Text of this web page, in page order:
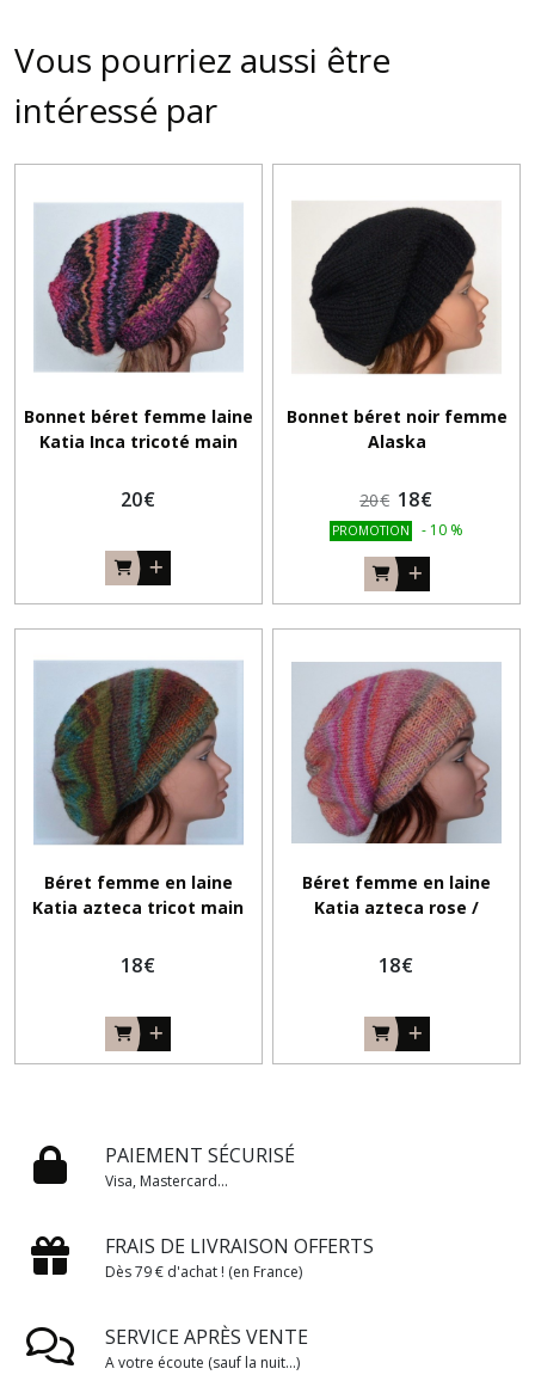
Vous pourriez aussi être
intéressé par
Bonnet béret femme laine
Katia Inca tricoté main
20€
Bonnet béret noir femme
Alaska
20€ 18€
PROMOTION - 10 %
Béret femme en laine
Katia azteca tricot main
18€
Béret femme en laine
Katia azteca rose /
18€
PAIEMENT SÉCURISÉ
Visa, Mastercard...
FRAIS DE LIVRAISON OFFERTS
Dès 79 € d'achat ! (en France)
SERVICE APRÈS VENTE
A votre écoute (sauf la nuit...)